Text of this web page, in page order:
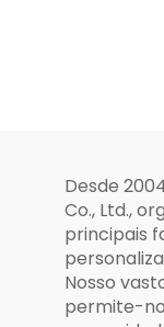
Desde
Co., Ltd.,
principais
Nosso
permite-